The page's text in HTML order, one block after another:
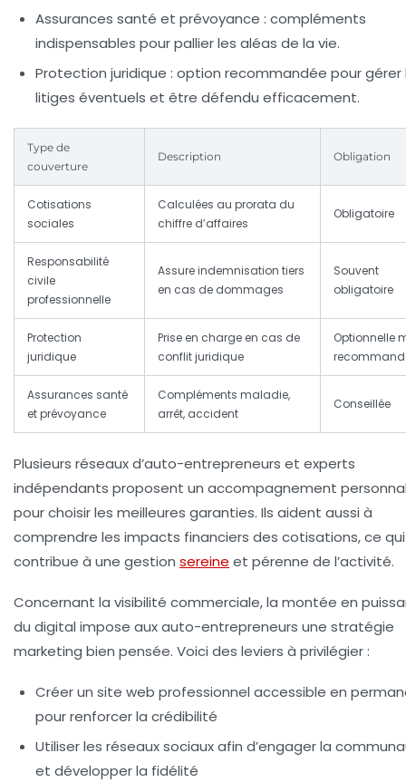
Assurances santé et prévoyance : compléments
indispensables pour pallier les aléas de la vie.
Protection juridique : option recommandée pour gérer
litiges éventuels et être défendu efficacement.
Type de
couverture
Description Obligation
Cotisations
sociales
Calculées au prorata du
chiffre d’affaires
Obligatoire
Responsabilité
civile
professionnelle
Assure indemnisation tiers
en cas de dommages
Souvent
obligatoire
Protection
juridique
Prise en charge en cas de
conflit juridique
Optionnelle
Assurances santé
et prévoyance
Compléments maladie,
arrêt, accident
Conseillée
Plusieurs réseaux d’auto-entrepreneurs et experts
indépendants proposent un accompagnement
pour choisir les meilleures garanties. Ils aident aussi à
comprendre les impacts financiers des cotisations, ce qui
contribue à une gestion sereine et pérenne de l’activité.
Concernant la visibilité commerciale, la montée en
du digital impose aux auto-entrepreneurs une stratégie
marketing bien pensée. Voici des leviers à privilégier :
Créer un site web professionnel accessible en
pour renforcer la crédibilité
Utiliser les réseaux sociaux afin d’engager la
et développer la fidélité